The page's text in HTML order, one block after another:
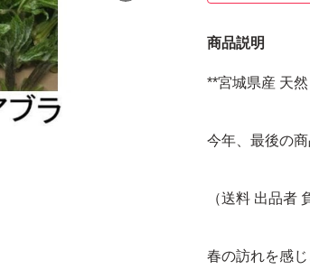
商品説明
**宮城県産 天
今年、最後の
（送料 出品者
春の訪れを感